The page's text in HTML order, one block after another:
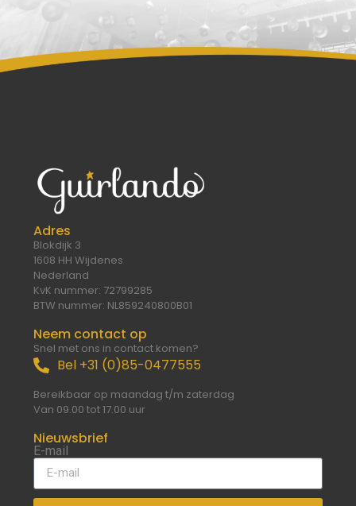
Adres
Blokdijk 3
1608 HH Wijdenes
Nederland
KvK nummer: 72799285
BTW nummer: NL859240800B01
Neem contact op
Snel met ons in contact komen?
Bel +31 (0)85-0477555
Bereikbaar op maandag t/m zaterdag
Van 09.00 tot 17.00 uur
Nieuwsbrief
E-mail